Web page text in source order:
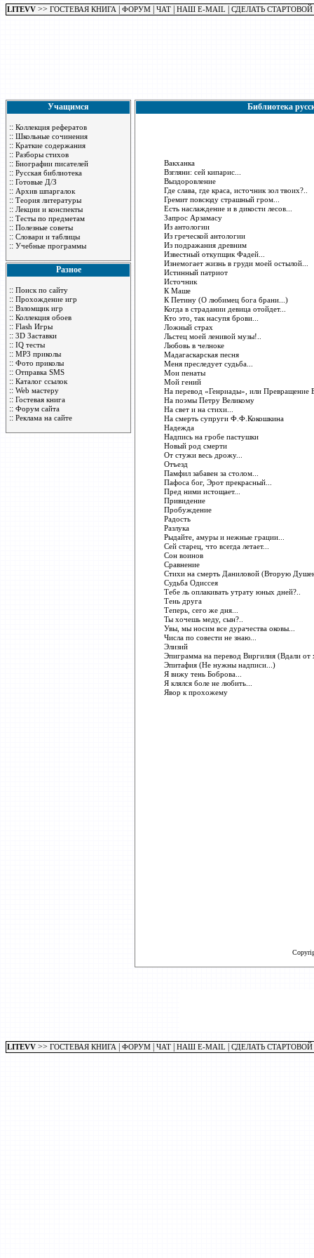
LITEVV >> ГОСТЕВАЯ КНИГА ФОРУМ ЧАТ НАШ E-MAIL СДЕЛАТЬ СТАРТОВОЙ
Учащимся
:: Коллекция рефератов
:: Школьные сочинения
:: Краткие содержания
:: Разборы стихов
:: Биографии писателей
:: Русская библиотека
:: Готовые Д/З
:: Архив шпаргалок
:: Теория литературы
:: Лекции и конспекты
:: Тесты по предметам
:: Полезные советы
:: Словари и таблицы
:: Учебные программы
Разное
:: Поиск по сайту
:: Прохождение игр
:: Взломщик игр
:: Коллекция обоев
:: Flash Игры
:: 3D Заставки
:: IQ тесты
:: MP3 приколы
:: Фото приколы
:: Отправка SMS
:: Каталог ссылок
:: Web мастеру
:: Гостевая книга
:: Форум сайта
:: Реклама на сайте
Библиотека
Вакханка
Взгляни: сей кипарис...
Выздоровление
Где слава, где краса, источник зол твоих?..
Гремит повсюду страшный гром...
Есть наслаждение и в дикости лесов...
Запрос Арзамасу
Из антологии
Из греческой антологии
Из подражания древним
Известный откупщик Фадей...
Изнемогает жизнь в груди моей остылой...
Истинный патриот
Источник
К Маше
К Петину (О любимец бога брани...)
Когда в страдании девица отойдет...
Кто это, так насупя брови...
Ложный страх
Льстец моей ленивой музы!..
Любовь в челноке
Мадагаскарская песня
Меня преследует судьба...
Мои пенаты
Мой гений
На перевод «Генриады», или Превращение
На поэмы Петру Великому
На свет и на стихи...
На смерть супруги Ф.Ф.Кокошкина
Надежда
Надпись на гробе пастушки
Новый род смерти
От стужи весь дрожу...
Отъезд
Памфил забавен за столом...
Пафоса бог, Эрот прекрасный...
Пред ними истощает...
Привидение
Пробуждение
Радость
Разлука
Рыдайте, амуры и нежные грации...
Сей старец, что всегда летает...
Сон воинов
Сравнение
Стихи на смерть Даниловой (Вторую
Судьба Одиссея
Тебе ль оплакивать утрату юных дней?..
Тень друга
Теперь, сего же дня...
Ты хочешь меду, сын?..
Увы, мы носим все дурачества оковы...
Числа по совести не знаю...
Элизий
Эпиграмма на перевод Виргилия (Вдали от
Эпитафия (Не нужны надписи...)
Я вижу тень Боброва...
Я клялся боле не любить...
Явор к прохожему
LITEVV >> ГОСТЕВАЯ КНИГА ФОРУМ ЧАТ НАШ E-MAIL СДЕЛАТЬ СТАРТОВОЙ